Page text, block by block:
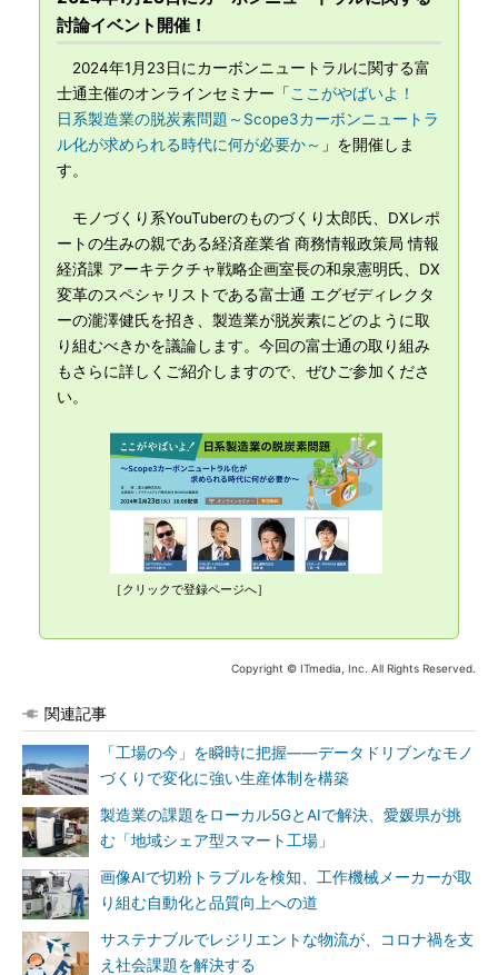
討論イベント開催！
2024年1月23日にカーボンニュートラルに関する富
士通主催のオンラインセミナー「 ここがやばいよ！
日系製造業の脱炭素問題～Scope3カーボンニュートラ
ル化が求められる時代に何が必要か～ 」を開催しま
す。
モノづくり系YouTuberのものづくり太郎氏、DXレポ
ートの生みの親である経済産業省 商務情報政策局 情報
経済課 アーキテクチャ戦略企画室長の和泉憲明氏、DX
変革のスペシャリストである富士通 エグゼディレクタ
ーの瀧澤健氏を招き、製造業が脱炭素にどのように取
り組むべきかを議論します。今回の富士通の取り組み
もさらに詳しくご紹介しますので、ぜひご参加くださ
い。
［クリックで登録ページへ］
Copyright © ITmedia, Inc. All Rights Reserved.
関連記事
「工場の今」を瞬時に把握――データドリブンなモノ
づくりで変化に強い生産体制を構築
製造業の課題をローカル5GとAIで解決、愛媛県が挑
む「地域シェア型スマート工場」
画像AIで切粉トラブルを検知、工作機械メーカーが取
り組む自動化と品質向上への道
サステナブルでレジリエントな物流が、コロナ禍を支
え社会課題を解決する